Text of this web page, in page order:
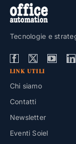
Tecnologie e
LINK UTILI
Chi siamo
Contatti
Newsletter
Eventi Soiel